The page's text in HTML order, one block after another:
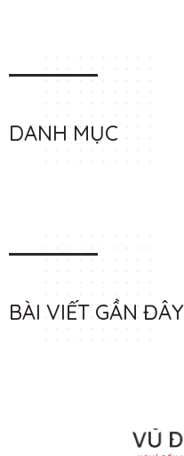
DANH MỤC
BÀI VIẾT GẦN ĐÂY